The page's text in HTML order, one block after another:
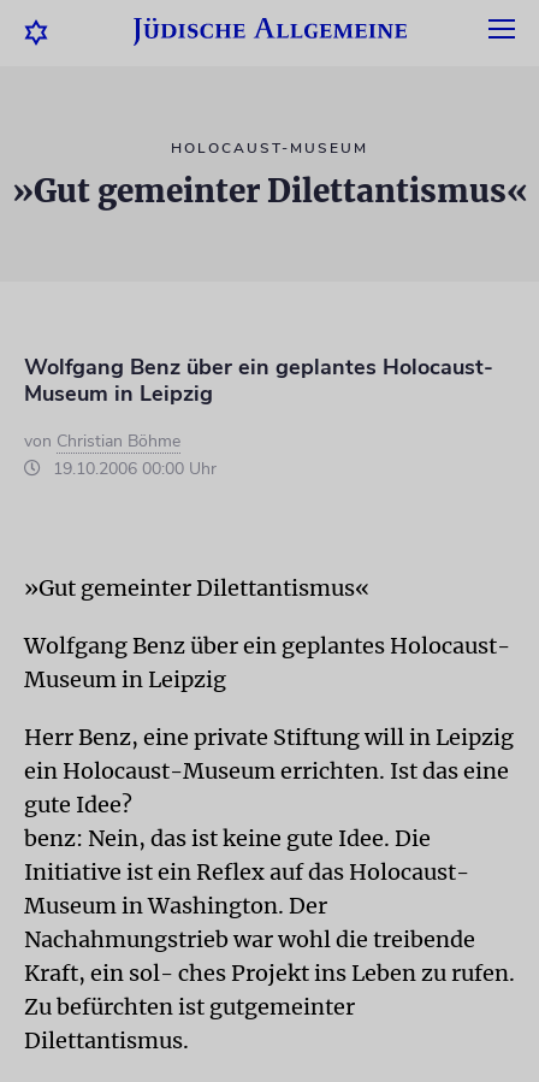
HOLOCAUST-MUSEUM
»Gut gemeinter Dilettantismus«
Wolfgang Benz über ein geplantes Holocaust-
Museum in Leipzig
von Christian Böhme
19.10.2006 00:00 Uhr
»Gut gemeinter Dilettantismus«
Wolfgang Benz über ein geplantes Holocaust-
Museum in Leipzig
Herr Benz, eine private Stiftung will in Leipzig
ein Holocaust-Museum errichten. Ist das eine
gute Idee?
benz: Nein, das ist keine gute Idee. Die
Initiative ist ein Reflex auf das Holocaust-
Museum in Washington. Der
Nachahmungstrieb war wohl die treibende
Kraft, ein sol- ches Projekt ins Leben zu rufen.
Zu befürchten ist gutgemeinter
Dilettantismus.